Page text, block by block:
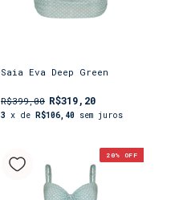
Saia Eva Deep Green
R$399,00 R$319,20
3 x de R$106,40 sem juros
20% OFF